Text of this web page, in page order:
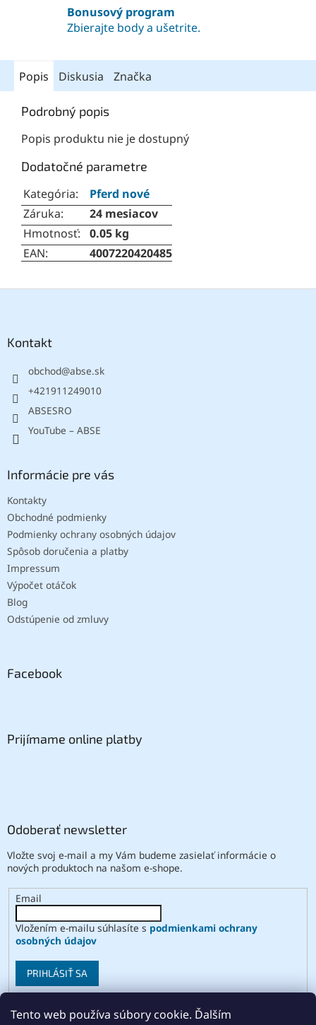
Tento web používa súbory cookie. Ďalším
Bonusový program
Zbierajte body a ušetrite.
Popis Diskusia Značka
Podrobný popis
Popis produktu nie je dostupný
Dodatočné parametre
Kategória:
Pferd nové
Záruka:
24 mesiacov
Hmotnosť:
0.05 kg
EAN: 4007220420485
Kontakt
obchod@abse.sk
+421911249010
ABSESRO
YouTube – ABSE
Informácie pre vás
Kontakty
Obchodné podmienky
Podmienky ochrany osobných údajov
Spôsob doručenia a platby
Impressum
Výpočet otáčok
Blog
Odstúpenie od zmluvy
Facebook
Prijímame online platby
Odoberať newsletter
Vložte svoj e-mail a my Vám budeme zasielať informácie o
nových produktoch na našom e-shope.
Email
Vložením e-mailu súhlasíte s podmienkami ochrany
osobných údajov
PRIHLÁSIŤ SA